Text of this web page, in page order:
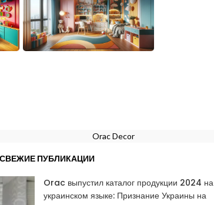
Orac Decor
СВЕЖИЕ ПУБЛИКАЦИИ
Orac выпустил каталог продукции 2024 на
украинском языке: Признание Украины на